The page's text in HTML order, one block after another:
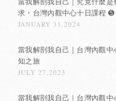
求・台灣內觀中心十日課程 ➎
JANUARY 31,2024
當我解剖我自己｜台灣內觀
知之旅
JULY 27,2023
當我解剖我自己｜台灣內觀